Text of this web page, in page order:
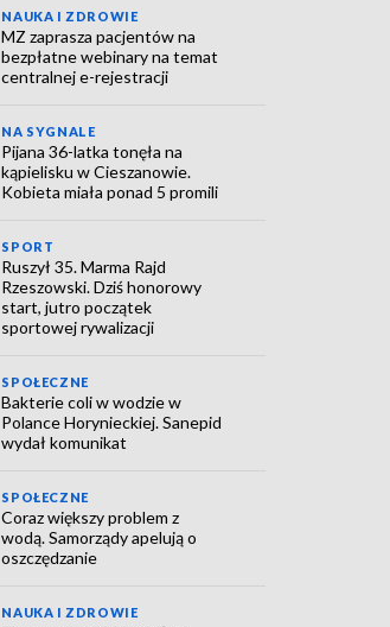
NAUKA I ZDROWIE
MZ zaprasza pacjentów na
bezpłatne webinary na temat
centralnej e-rejestracji
NA SYGNALE
Pijana 36-latka tonęła na
kąpielisku w Cieszanowie.
Kobieta miała ponad 5 promili
SPORT
Ruszył 35. Marma Rajd
Rzeszowski. Dziś honorowy
start, jutro początek
sportowej rywalizacji
SPOŁECZNE
Bakterie coli w wodzie w
Polance Horynieckiej. Sanepid
wydał komunikat
SPOŁECZNE
Coraz większy problem z
wodą. Samorządy apelują o
oszczędzanie
NAUKA I ZDROWIE